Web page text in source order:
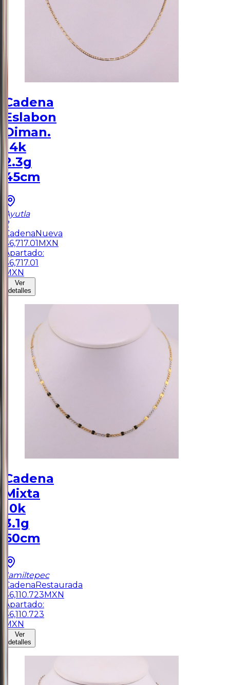
Cadena
Eslabon
Diman.
14k
2.3g
45cm
Ayutla
2
CadenaNueva
$6,717.01MXN
Apartado:
$6,717.01
MXN
Ver
detalles
Cadena
Mixta
10k
3.1g
60cm
Jamiltepec
CadenaRestaurada
$6,110.723MXN
Apartado:
$6,110.723
MXN
Ver
detalles